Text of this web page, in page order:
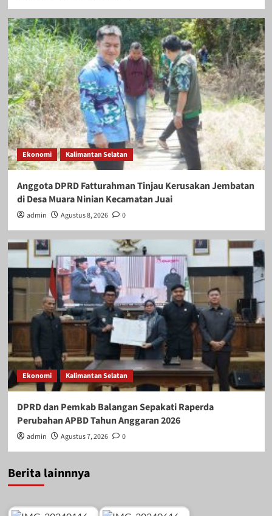
Ekonomi Kalimantan Selatan
Anggota DPRD Fatturahman Tinjau Kerusakan Jembatan
di Desa Muara Ninian Kecamatan Juai
admin Agustus 8, 2026 0
Ekonomi Kalimantan Selatan
DPRD dan Pemkab Balangan Sepakati Raperda
Perubahan APBD Tahun Anggaran 2026
admin Agustus 7, 2026 0
Berita lainnnya